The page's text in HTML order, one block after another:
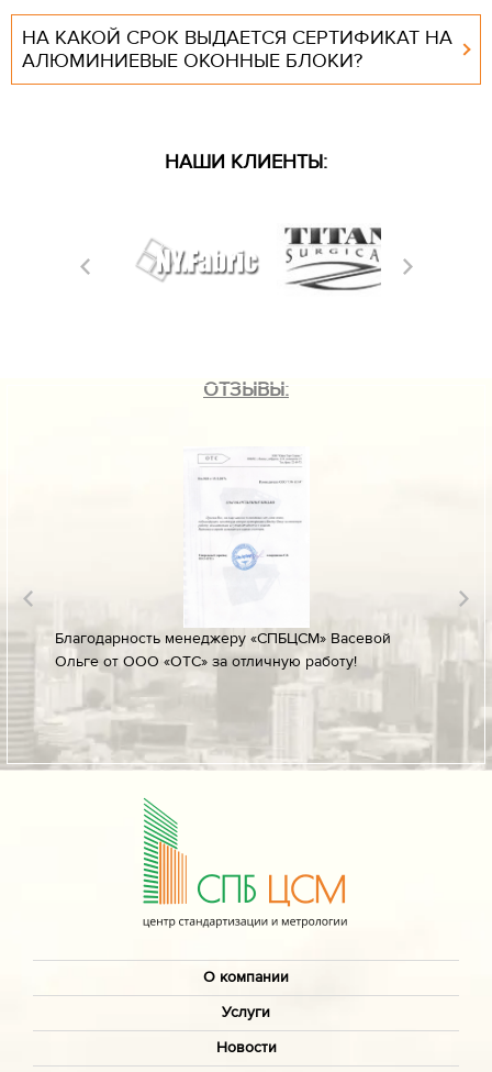
НА КАКОЙ СРОК ВЫДАЕТСЯ СЕРТИФИКАТ НА
АЛЮМИНИЕВЫЕ ОКОННЫЕ БЛОКИ?
НАШИ КЛИЕНТЫ:
ОТЗЫВЫ:
Благодарность менеджеру «СПБЦСМ» Васевой
Ольге от ООО «ОТС» за отличную работу!
О компании
Услуги
Новости